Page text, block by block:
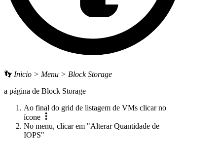
👣 Inicio > Menu > Block Storage
a página de Block Storage
Ao final do grid de listagem de VMs clicar no
ícone
No menu, clicar em "Alterar Quantidade de
IOPS"